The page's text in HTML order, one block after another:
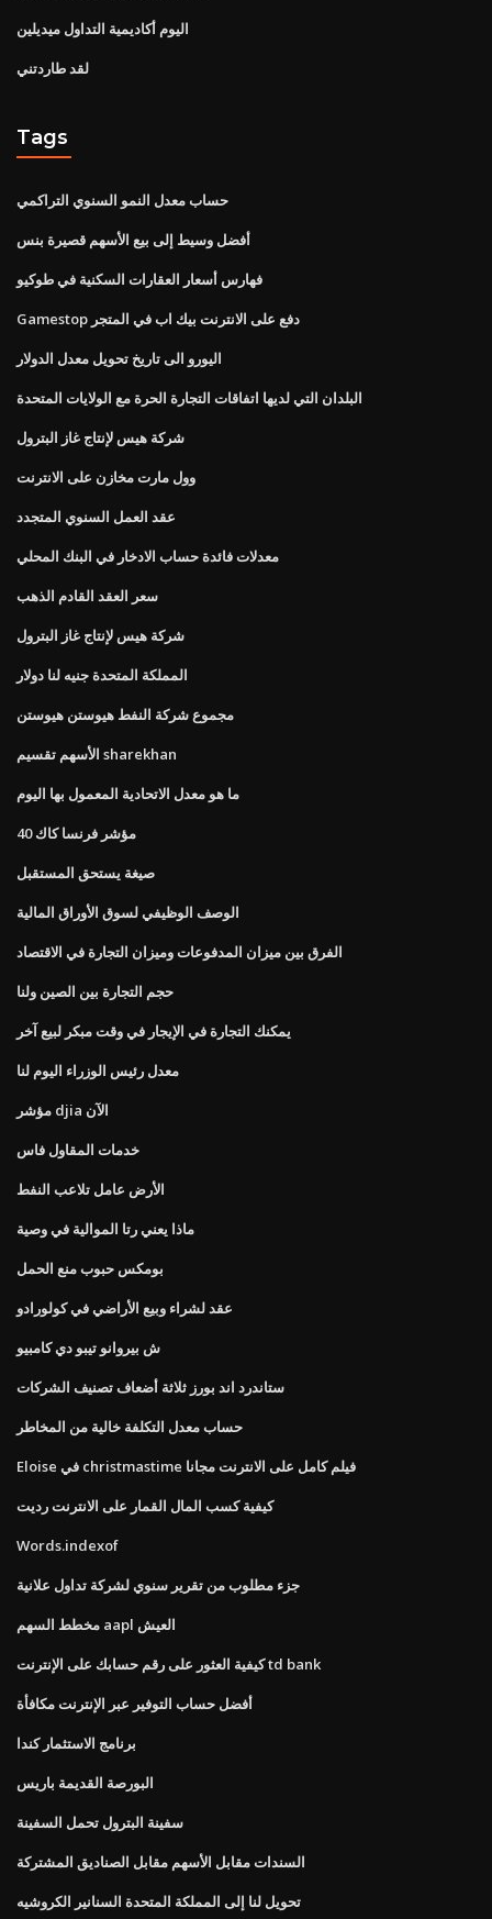
اليوم أكاديمية التداول ميديلين
لقد طاردتني
Tags
حساب معدل النمو السنوي التراكمي
أفضل وسيط إلى بيع الأسهم قصيرة بنس
فهارس أسعار العقارات السكنية في طوكيو
Gamestop دفع على الانترنت بيك اب في المتجر
اليورو الى تاريخ تحويل معدل الدولار
البلدان التي لديها اتفاقات التجارة الحرة مع الولايات المتحدة
شركة هيس لإنتاج غاز البترول
وول مارت مخازن على الانترنت
عقد العمل السنوي المتجدد
معدلات فائدة حساب الادخار في البنك المحلي
سعر العقد القادم الذهب
شركة هيس لإنتاج غاز البترول
المملكة المتحدة جنيه لنا دولار
مجموع شركة النفط هيوستن هيوستن
الأسهم تقسيم sharekhan
ما هو معدل الاتحادية المعمول بها اليوم
مؤشر فرنسا كاك 40
صيغة يستحق المستقبل
الوصف الوظيفي لسوق الأوراق المالية
الفرق بين ميزان المدفوعات وميزان التجارة في الاقتصاد
حجم التجارة بين الصين ولنا
يمكنك التجارة في الإيجار في وقت مبكر لبيع آخر
معدل رئيس الوزراء اليوم لنا
مؤشر djia الآن
خدمات المقاول فاس
الأرض عامل تلاعب النفط
ماذا يعني رتا الموالية في وصية
بومكس حبوب منع الحمل
عقد لشراء وبيع الأراضي في كولورادو
ش بيروانو تيبو دي كامبيو
ستاندرد اند بورز ثلاثة أضعاف تصنيف الشركات
حساب معدل التكلفة خالية من المخاطر
Eloise في christmastime فيلم كامل على الانترنت مجانا
كيفية كسب المال القمار على الانترنت رديت
Words.indexof
جزء مطلوب من تقرير سنوي لشركة تداول علانية
مخطط السهم aapl العيش
كيفية العثور على رقم حسابك على الإنترنت td bank
أفضل حساب التوفير عبر الإنترنت مكافأة
برنامج الاستثمار كندا
البورصة القديمة باريس
سفينة البترول تحمل السفينة
السندات مقابل الأسهم مقابل الصناديق المشتركة
تحويل لنا إلى المملكة المتحدة السنانير الكروشيه